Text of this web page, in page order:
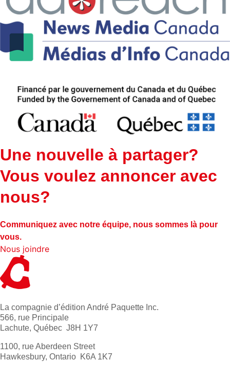
Une nouvelle à partager?
Vous voulez annoncer avec
nous?
Communiquez avec notre équipe, nous sommes là pour
vous.
Nous joindre
La compagnie d’édition André Paquette Inc.
566, rue Principale
Lachute, Québec J8H 1Y7
1100, rue Aberdeen Street
Hawkesbury, Ontario K6A 1K7